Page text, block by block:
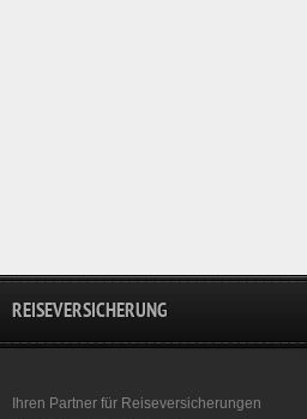
REISEVERSICHERUNG
Ihren Partner für Reiseversicherungen